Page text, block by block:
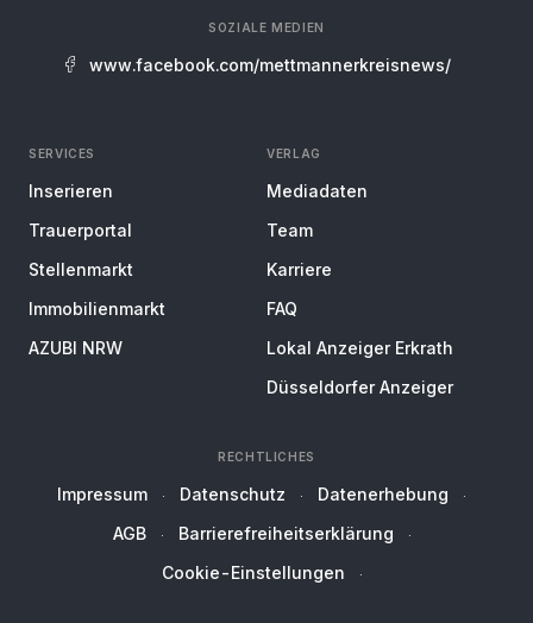
SOZIALE MEDIEN
www.facebook.com/mettmannerkreisnews/
SERVICES
Inserieren
Trauerportal
Stellenmarkt
Immobilienmarkt
AZUBI NRW
VERLAG
Mediadaten
Team
Karriere
FAQ
Lokal Anzeiger Erkrath
Düsseldorfer Anzeiger
RECHTLICHES
Impressum Datenschutz
Datenerhebung
AGB
Barrierefreiheitserklärung
Cookie-Einstellungen